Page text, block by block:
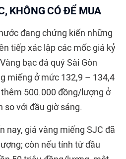
KHÔNG CÓ ĐỂ MUA
đang chứng kiến những
tiếp xác lập các mốc giá kỷ
bạc đá quý Sài Gòn
miếng ở mức 132,9 – 134,4
500.000 đồng/lượng ở
so với đầu giờ sáng.
nay, giá vàng miếng SJC đã
còn nếu tính từ đầu